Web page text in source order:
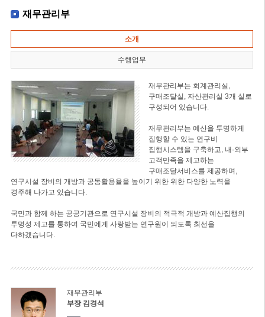
재무관리부
소개
수행업무
재무관리부는 회계관리실,
구매조달실, 자산관리실 3개 실로
구성되어 있습니다.
재무관리부는 예산을 투명하게
집행할 수 있는 연구비
집행시스템을 구축하고, 내·외부
고객만족을 제고하는
구매조달서비스를 제공하며,
연구시설 장비의 개방과 공동활용율을 높이기 위한 위한 다양한 노력을
경주해 나가고 있습니다.
국민과 함께 하는 공공기관으로 연구시설 장비의 적극적 개방과 예산집행의
투명성 제고를 통하여 국민에게 사랑받는 연구원이 되도록 최선을
다하겠습니다.
재무관리부
부장 김경석